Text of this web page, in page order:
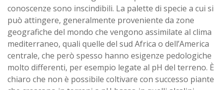
conoscenze sono inscindibili. La palette di specie a cui si
può attingere, generalmente proveniente da zone
geografiche del mondo che vengono assimilate al clima
mediterraneo, quali quelle del sud Africa o dell’America
centrale, che però spesso hanno esigenze pedologiche
molto differenti, per esempio legate al pH del terreno. È
chiaro che non è possibile coltivare con successo piante